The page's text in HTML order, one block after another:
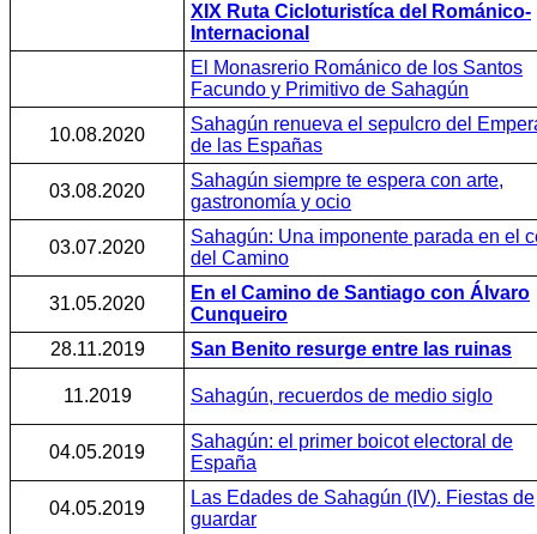
XIX Ruta Cicloturistíca del Románico-
Internacional
El Monasrerio Románico de los Santos
Facundo y Primitivo de Sahagún
10.08.2020
Sahagún renueva el sepulcro del
de las Españas
03.08.2020
Sahagún siempre te espera con arte,
gastronomía y ocio
03.07.2020
Sahagún: Una imponente parada en el
del Camino
31.05.2020
En el Camino de Santiago con Álvaro
Cunqueiro
28.11.2019
San Benito resurge entre las ruinas
11.2019 Sahagún, recuerdos de medio siglo
04.05.2019
Sahagún: el primer boicot electoral de
España
04.05.2019
Las Edades de Sahagún (IV). Fiestas de
guardar